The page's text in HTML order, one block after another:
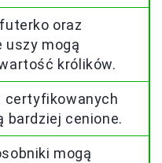
oraz
uszy mogą
królików.
certyfikowanych
bardziej cenione.
mogą